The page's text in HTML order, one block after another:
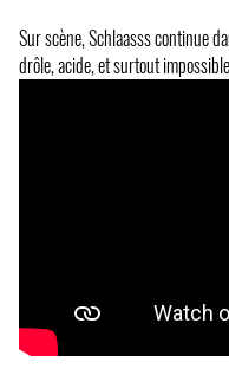
Sur scène, Schlaasss continue
drôle, acide, et surtout